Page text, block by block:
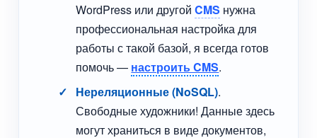
WordPress или другойCMS нужна
профессиональная настройка для
работы с такой базой, я всегда готов
помочь — настроить CMS.
Нереляционные (NoSQL).
Свободные художники! Данные здесь
могут храниться в виде документов,